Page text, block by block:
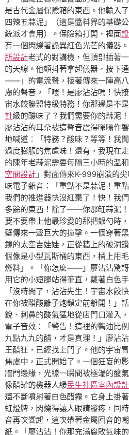
是古代金屬保險箱的東西。他輸入
四辣五蒜泥」（這是醬料界的基礎
統派才會用）。保險箱打開，裡面
有一個閃爍著詭異紅色光芒的儀器
所設計老式的對講機，但頂部插著
的天線。他顫抖著拿起儀器，按下
——」的電流聲，接著傳來一陣高
慮的聲音。「喂！是廖沾沾嗎！快
宙水餃聯盟特級特務！你那邊是不
計級的酸味了？我們需要你的蒜泥
廖沾沾的耳朵被這聲音震得嗡嗡作
地喊道：「特務？酸味？等等！我
過度膨脹的焦慮味！還有，我現在
的陳年老蒜泥需要每隔三小時的溫
空間設計 」對面傳來K-999崩潰的
味電子雜音：「重點不是蒜泥！重
我們的推進器快沒紅棗了！快！我
多餘的東西！除了——你那缸蒜泥
要不要帶上他最珍愛的那把銀勺時，
壁傳來一聲巨大的撞擊。一個穿著
鏡的太空吉娃娃，正從牆上的破洞
個像是小型瓦斯桶的東西，桶上用
燃料」。「你怎麼——」廖沾沾驚
用它的小短腿站得筆直，戴著白色
「沒時間了，沾沾先生！宇宙水餃
在你被醋酸離子炮鎖定前離開！」
銳、刺鼻的酸氣猛地從店門口灌入
電子音效：「警告！這裡的醬油比
九點九九的醋，才是真理！」廖沾
王醋狂，已經找上門了。他的宇宙
焦慮中，正式開始了。一個狂妄的
牆門邊緣，光線一瞬間被極端的酸
像醋罐的機器人緩民生社區室內設計
還不斷噴射著白色醋霧。它身上掛
虹燈牌，閃爍得讓人眼睛發疼，同
音再次響起，這次帶著金屬回音的
紙。「廖沾沾！你那充滿腐敗氣味